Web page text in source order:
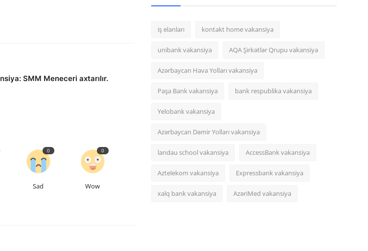
SMM Meneceri axtarılır.
0
Sad
0
Wow
iş elanları kontakt home vakansiya
unibank vakansiya AQA Şirkətlər Qrupu vakansiya
Azərbaycan Hava Yolları vakansiya
Paşa Bank vakansiya bank respublika vakansiya
Yelobank vakansiya
Azərbaycan Dəmir Yolları vakansiya
landau school vakansiya AccessBank vakansiya
Aztelekom vakansiya Expressbank vakansiya
xalq bank vakansiya AzəriMed vakansiya